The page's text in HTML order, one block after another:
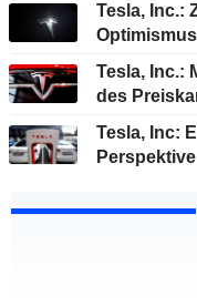
Tesla, Inc.:
Optimismus
Tesla, Inc.:
des
Tesla, Inc:
Perspektive